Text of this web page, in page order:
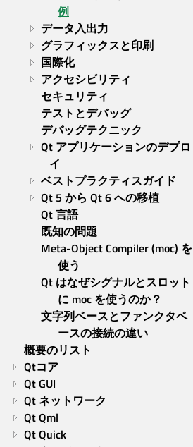
例
データ入出力
グラフィックスと印刷
国際化
アクセシビリティ
セキュリティ
テストとデバッグ
デバッグテクニック
Qt アプリケーションのデプロ
イ
ベストプラクティスガイド
Qt 5 から Qt 6 への移植
Qt 言語
既知の問題
Meta-Object Compiler (moc) を
使う
Qt はなぜシグナルとスロット
に moc を使うのか？
文字列ベースとファンクタベ
ースの接続の違い
概要のリスト
Qtコア
Qt GUI
Qt ネットワーク
Qt Qml
Qt Quick